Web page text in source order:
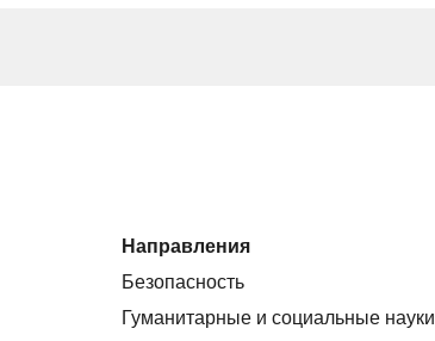
Направления
Безопасность
Гуманитарные и социальные науки